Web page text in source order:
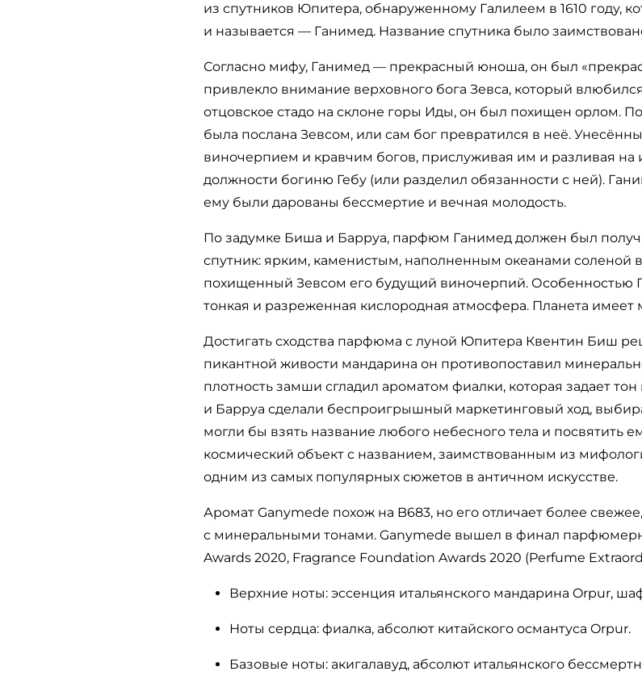
из спутников Юпитера, обнаруженному Галилеем в 1610 году,
и называется — Ганимед. Название спутника было
Согласно мифу, Ганимед — прекрасный юноша, он был
привлекло внимание верховного бога Зевса, который
отцовское стадо на склоне горы Иды, он был похищен орлом.
была послана Зевсом, или сам бог превратился в неё.
виночерпием и кравчим богов, прислуживая им и разливая на
должности богиню Гебу (или разделил обязанности с ней).
ему были дарованы бессмертие и вечная молодость.
По задумке Биша и Барруа, парфюм Ганимед должен был
спутник: ярким, каменистым, наполненным океанами соленой
похищенный Зевсом его будущий виночерпий. Особенностью
тонкая и разреженная кислородная атмосфера. Планета имеет
Достигать сходства парфюма с луной Юпитера Квентин Биш
пикантной живости мандарина он противопоставил
плотность замши сгладил ароматом фиалки, которая задает
и Барруа сделали беспроигрышный маркетинговый ход,
могли бы взять название любого небесного тела и посвятить
космический объект с названием, заимствованным из
одним из самых популярных сюжетов в античном искусстве.
Аромат Ganymede похож на B683, но его отличает более
с минеральными тонами. Ganymede вышел в финал
Awards 2020, Fragrance Foundation Awards 2020 (Perfume
Верхние ноты: эссенция итальянского мандарина Orpur,
Ноты сердца: фиалка, абсолют китайского османтуса Orpur.
Базовые ноты: акигалавуд, абсолют итальянского